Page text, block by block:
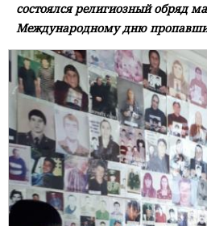
состоялся религиозный обряд
Международному дню